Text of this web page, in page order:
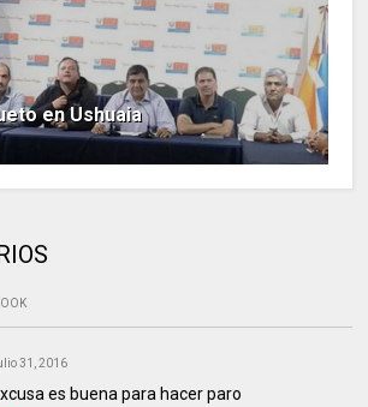
en Ushuaia
31, 2016
es buena para hacer paro